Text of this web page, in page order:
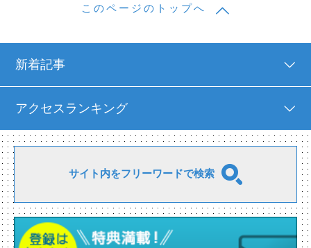
このページのトップへ
新着記事
アクセスランキング
サイト内をフリーワードで検索